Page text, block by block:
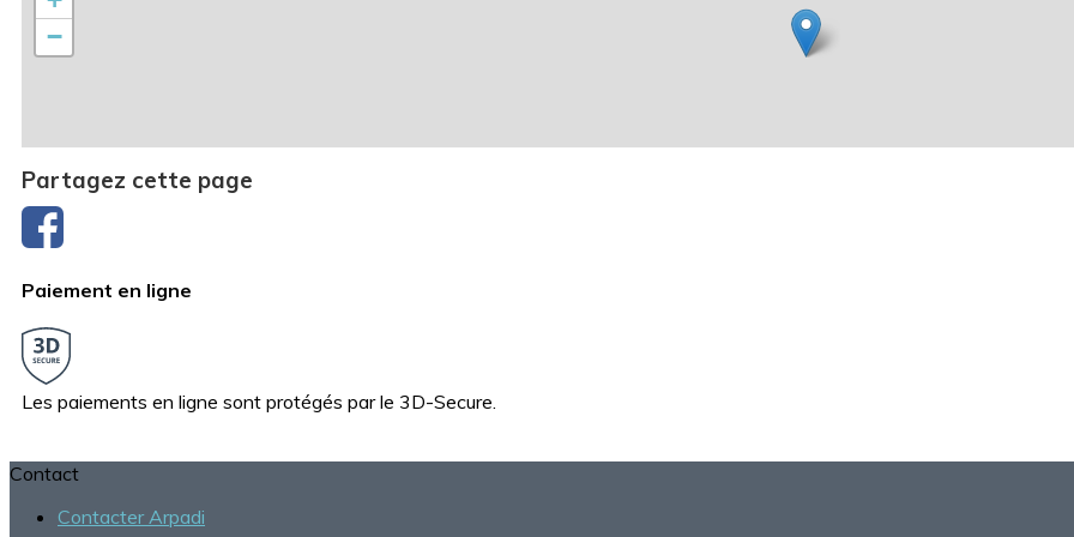
−
Partagez cette page
Paiement en ligne
Les paiements en ligne sont protégés par le 3D-Secure.
Contact
Contacter Arpadi